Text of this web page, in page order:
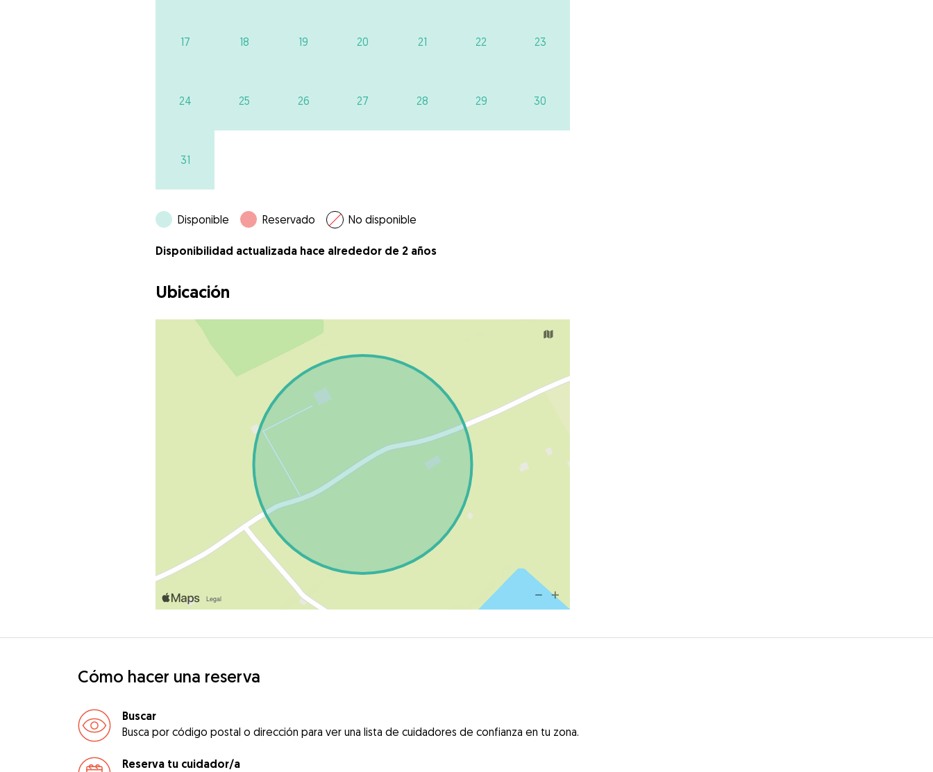
17 18 19 20 21 22 23
24 25 26 27 28 29 30
31
Disponible Reservado No disponible
Disponibilidad actualizada hace alrededor de 2 años
Ubicación
Cómo hacer una reserva
Buscar
Busca por código postal o dirección para ver una lista de cuidadores de confianza en tu zona.
Reserva tu cuidador/a